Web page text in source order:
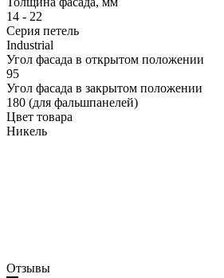
14 - 22
Серия петель
Industrial
Угол фасада в открытом положении
95
Угол фасада в закрытом положении
180 (для фальшпанелей)
Цвет товара
Никель
Отзывы